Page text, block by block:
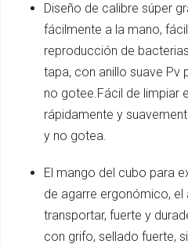
Diseño de calibre súper
fácilmente a la mano,
reproducción de
tapa, con anillo suave Pv
no gotee.Fácil de limpiar
rápidamente y
y no gotea.
El mango del cubo para
de agarre ergonómico,
transportar, fuerte y
con grifo, sellado fuerte,